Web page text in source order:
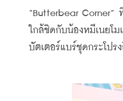
“Butterbear
ใกล้ชิดกับน้องหมีเนยโ
บัตเตอร์แบร์ชุดกระโป